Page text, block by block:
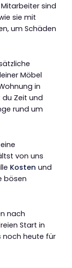
sind
sie mit
um Schäden
Möbel
in
Zeit und
rund um
von uns
Kosten und
bösen
nach
Start in
noch heute für